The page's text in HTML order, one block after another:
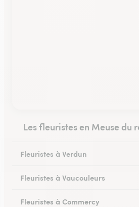
Les fleuristes en Meuse du
Fleuristes à Verdun
Fleuristes à Vaucouleurs
Fleuristes à Commercy